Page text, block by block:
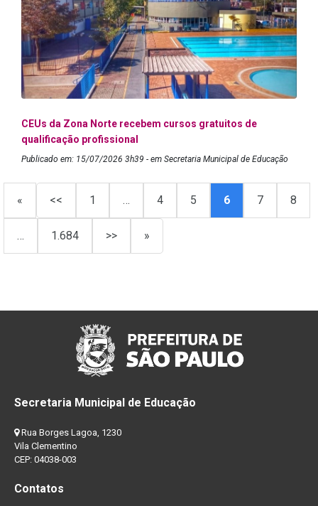
CEUs da Zona Norte recebem cursos gratuitos de
qualificação profissional
Publicado em: 15/07/2026 3h39 - em Secretaria Municipal de Educação
« << 1 … 4 5 6 7 8
… 1.684 >> »
Secretaria Municipal de Educação
Rua Borges Lagoa, 1230
Vila Clementino
CEP: 04038-003
Contatos